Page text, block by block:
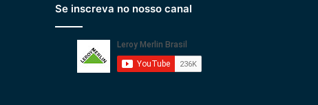
Se inscreva no nosso canal